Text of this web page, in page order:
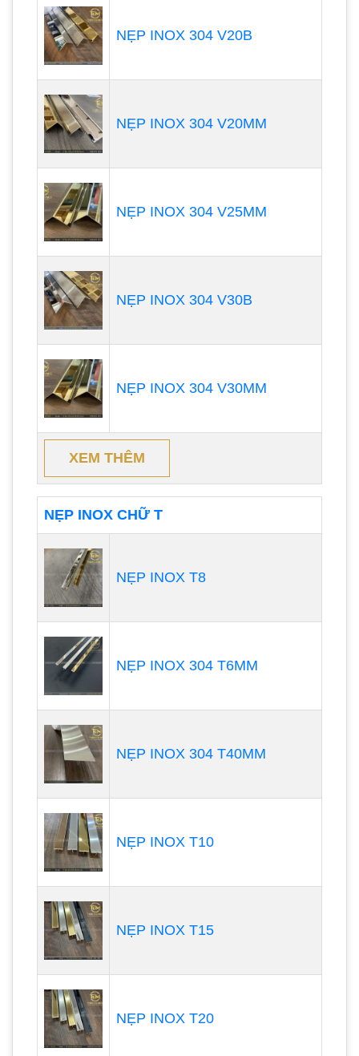
NẸP INOX 304 V20B
NẸP INOX 304 V20MM
NẸP INOX 304 V25MM
NẸP INOX 304 V30B
NẸP INOX 304 V30MM
XEM THÊM
NẸP INOX CHỮ T
NẸP INOX T8
NẸP INOX 304 T6MM
NẸP INOX 304 T40MM
NẸP INOX T10
NẸP INOX T15
NẸP INOX T20